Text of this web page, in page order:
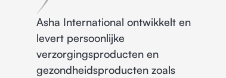
Asha International ontwikkelt en
levert persoonlijke
verzorgingsproducten en
gezondheidsproducten zoals